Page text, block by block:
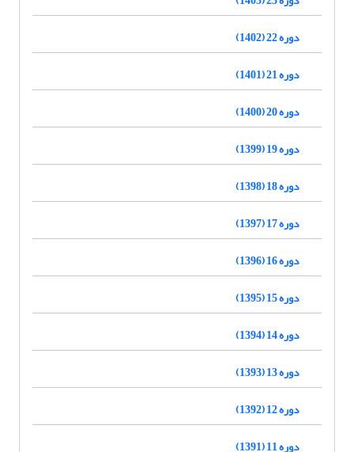
دوره 22 (1402)
دوره 21 (1401)
دوره 20 (1400)
دوره 19 (1399)
دوره 18 (1398)
دوره 17 (1397)
دوره 16 (1396)
دوره 15 (1395)
دوره 14 (1394)
دوره 13 (1393)
دوره 12 (1392)
دوره 11 (1391)